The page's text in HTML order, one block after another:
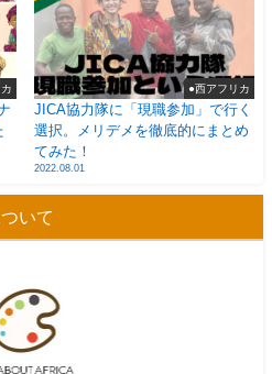
●西アフリカ
JICA協力隊に「現職参加」で行く
選択。メリデメを徹底的にまとめ
てみた！
2022.08.01
いて